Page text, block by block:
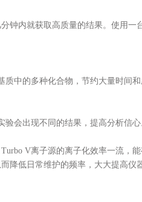
钟内就获取高质量的结果。使用一
中的多种化合物，节约大量时间和
会出现不同的结果，提高分析信
V离子源的离子化效率一流，
降低日常维护的频率，大大提高仪